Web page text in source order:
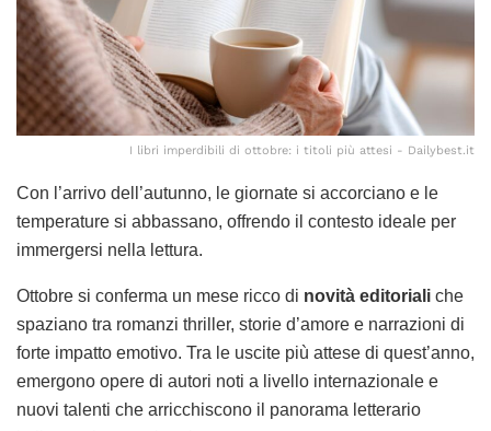
I libri imperdibili di ottobre: i titoli più attesi - Dailybest.it
Con l’arrivo dell’autunno, le giornate si accorciano e le
temperature si abbassano, offrendo il contesto ideale per
immergersi nella lettura.
Ottobre si conferma un mese ricco di novità editoriali che
spaziano tra romanzi thriller, storie d’amore e narrazioni di
forte impatto emotivo. Tra le uscite più attese di quest’anno,
emergono opere di autori noti a livello internazionale e
nuovi talenti che arricchiscono il panorama letterario